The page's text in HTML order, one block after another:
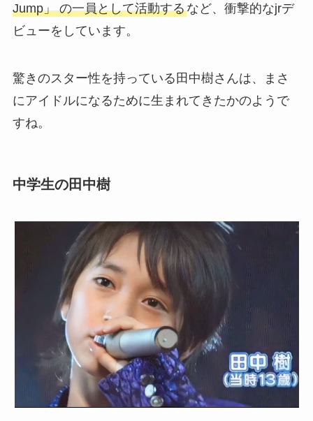
Jump」 の一員として活動するなど、衝撃的なjrデ
ビューをしています。
驚きのスター性を持っている田中樹さんは、まさ
にアイドルになるために生まれてきたかのようで
すね。
中学生の田中樹